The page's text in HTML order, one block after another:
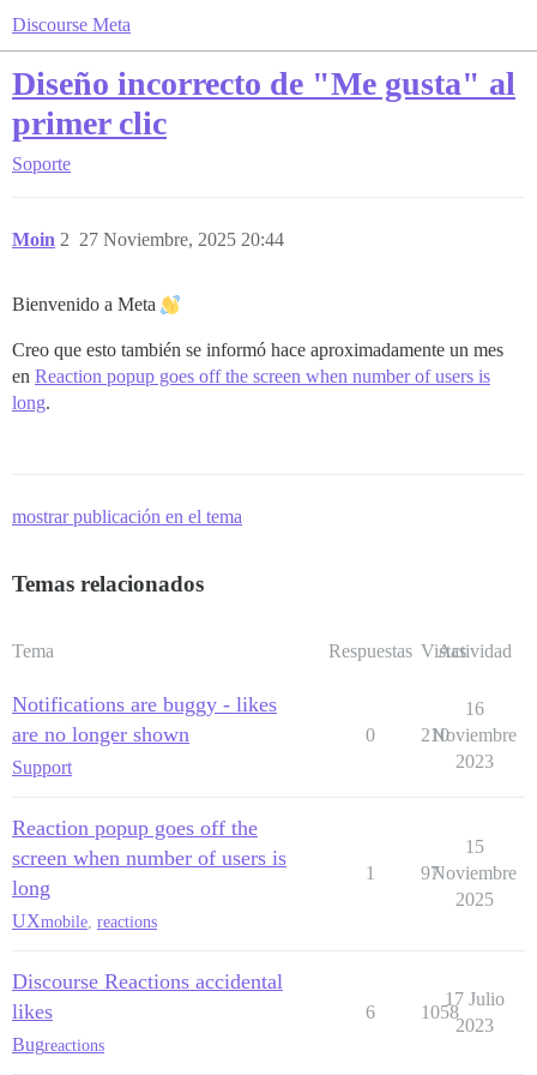
Discourse Meta
Diseño incorrecto de "Me gusta" al
primer clic
Soporte
Moin 27 Noviembre, 2025 20:44
2
Bienvenido a Meta
Creo que esto también se informó hace aproximadamente un mes
en Reaction popup goes off the screen when number of users is
long.
mostrar publicación en el tema
Temas relacionados
Tema Respuestas Vistas
Actividad
Notifications are buggy - likes
are no longer shown
Support
0 210
16
Noviembre
2023
Reaction popup goes off the
screen when number of users is
long
UXmobile reactions
1 97
15
Noviembre
2025
Discourse Reactions accidental
likes
Bugreactions
6 1058
17 Julio
2023